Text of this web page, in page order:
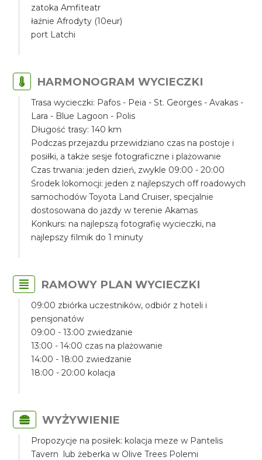
zatoka Amfiteatr
łaźnie Afrodyty (10eur)
port Latchi
HARMONOGRAM WYCIECZKI
Trasa wycieczki: Pafos - Peia - St. Georges - Avakas -
Lara - Blue Lagoon - Polis
Długość trasy: 140 km
Podczas przejazdu przewidziano czas na postoje i
posiłki, a także sesje fotograficzne i plażowanie
Czas trwania: jeden dzień, zwykle 09:00 - 20:00
Środek lokomocji: jeden z najlepszych off roadowych
samochodów Toyota Land Cruiser, specjalnie
dostosowana do jazdy w terenie Akamas
Konkurs: na najlepszą fotografię wycieczki, na
najlepszy filmik do 1 minuty
RAMOWY PLAN WYCIECZKI
09:00 zbiórka uczestników, odbiór z hoteli i
pensjonatów
09:00 - 13:00 zwiedzanie
13:00 - 14:00 czas na plażowanie
14:00 - 18:00 zwiedzanie
18:00 - 20:00 kolacja
WYŻYWIENIE
Propozycje na posiłek: kolacja meze w Pantelis
Tavern lub żeberka w Olive Trees Polemi